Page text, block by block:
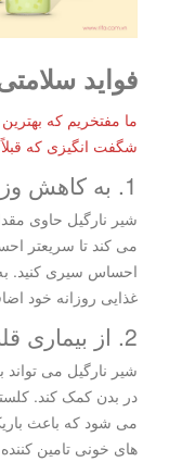
فواید
ما مفتخریم که
شگفت انگیزی که
1. به کاهش وزن کمک می کند
شیر نارگیل حاوی
می کند تا سریعتر
احساس سیری کنید. به
غذایی روزانه خود
2. از بیماری قلبی جلوگیری می کند
می شود که باعث
های خونی تامین